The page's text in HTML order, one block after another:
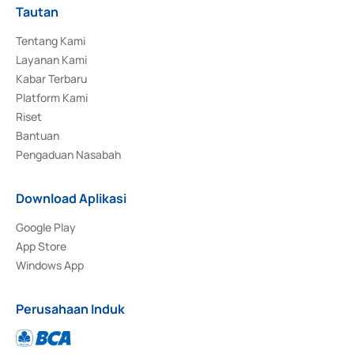
Tautan
Tentang Kami
Layanan Kami
Kabar Terbaru
Platform Kami
Riset
Bantuan
Pengaduan Nasabah
Download Aplikasi
Google Play
App Store
Windows App
Perusahaan Induk